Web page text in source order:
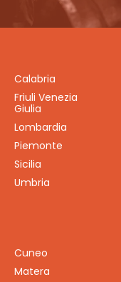
Calabria
Friuli Venezia
Giulia
Lombardia
Piemonte
Sicilia
Umbria
Cuneo
Matera